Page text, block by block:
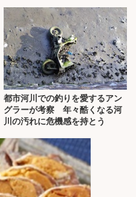
都市河川での釣りを愛するアン
グラーが考察 年々酷くなる河
川の汚れに危機感を持とう